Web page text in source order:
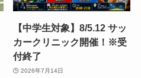
【中学生対象】8/5.12 サッ
カークリニック開催！※受
付終了
2026年7月14日